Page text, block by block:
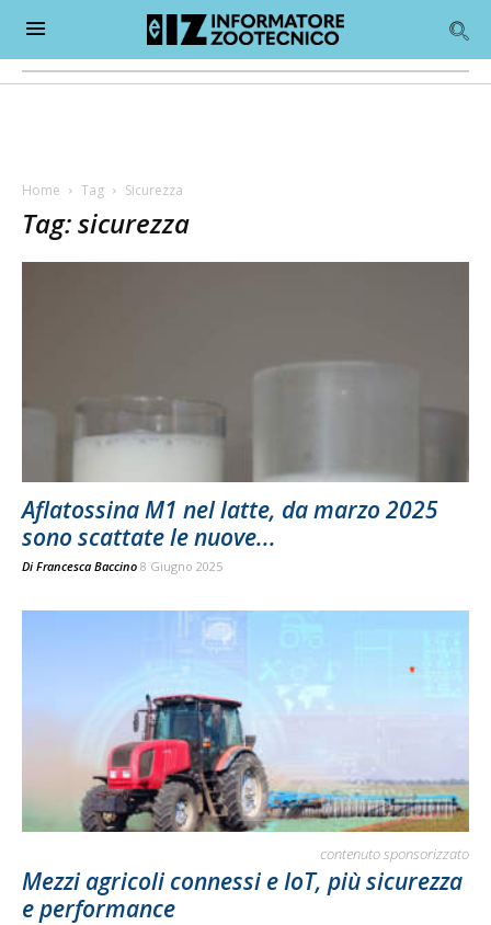
Home Tag Sicurezza
Tag: sicurezza
Aflatossina M1 nel latte, da marzo 2025
sono scattate le nuove...
Di Francesca Baccino 8 Giugno 2025
contenuto sponsorizzato
Mezzi agricoli connessi e IoT, più sicurezza
e performance